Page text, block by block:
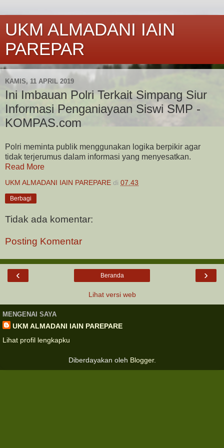
UKM ALMADANI IAIN
PAREPAR
KAMIS, 11 APRIL 2019
Ini Imbauan Polri Terkait Simpang Siur
Informasi Penganiayaan Siswi SMP -
KOMPAS.com
Polri meminta publik menggunakan logika berpikir agar
tidak terjerumus dalam informasi yang menyesatkan.
Read More
UKM ALMADANI IAIN PAREPARE di 07.43
Berbagi
Tidak ada komentar:
Posting Komentar
‹ ›
Beranda
Lihat versi web
MENGENAI SAYA
UKM ALMADANI IAIN PAREPARE
Lihat profil lengkapku
Diberdayakan oleh Blogger.